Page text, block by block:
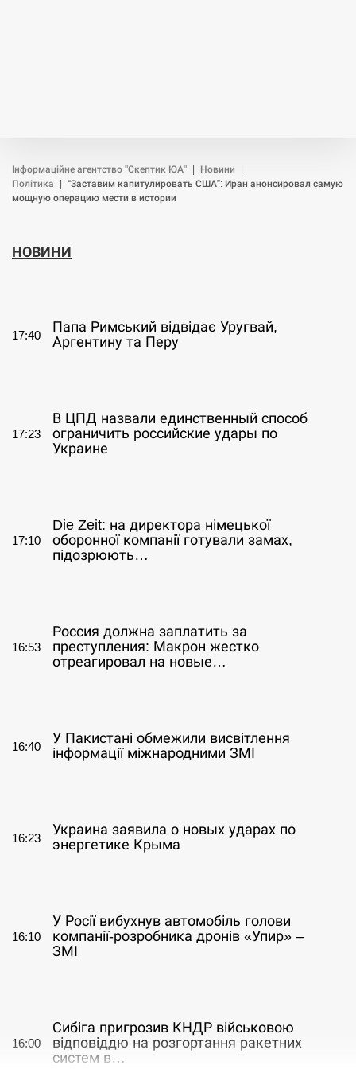
Інформаційне агентство "Скептик ЮА" Новини
Політика
“Заставим капитулировать США”: Иран анонсировал самую
мощную операцию мести в истории
НОВИНИ
17:40
Папа Римський відвідає Уругвай,
Аргентину та Перу
17:23
В ЦПД назвали единственный способ
ограничить российские удары по
Украине
17:10
Die Zeit: на директора німецької
оборонної компанії готували замах,
підозрюють…
16:53
Россия должна заплатить за
преступления: Макрон жестко
отреагировал на новые…
16:40
У Пакистані обмежили висвітлення
інформації міжнародними ЗМІ
16:23
Украина заявила о новых ударах по
энергетике Крыма
16:10
У Росії вибухнув автомобіль голови
компанії-розробника дронів «Упир» –
ЗМІ
16:00
Сибіга пригрозив КНДР військовою
відповіддю на розгортання ракетних
систем в…